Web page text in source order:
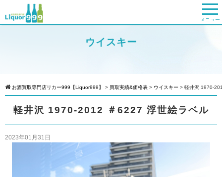
メニュー
ウイスキー
お酒買取専門店リカー999【Liquor999】 > 買取実績&価格表 > ウイスキー > 軽井沢 1970-
軽井沢 1970-2012 ＃6227 浮世絵ラベル
2023年01月31日